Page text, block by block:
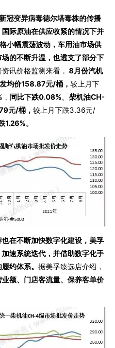
冠变异病毒德尔塔毒株的传播
际原油在供应收紧的情况下并
小幅震荡波动，车用油市场供
的不断升温，也透支了部分下
讯价格监测来看， 8月份汽机
均价158.87元/桶， 较上月下
同比下跌0.08%。 柴机油CH-
元/桶， 较上月下跌3.36元/
1.26%。
在不断加快数字化建设，美孚
速系统迭代，并借助数字化手
约体系。 据美孚臻选店介绍，
额、门店客流量、保养客单价